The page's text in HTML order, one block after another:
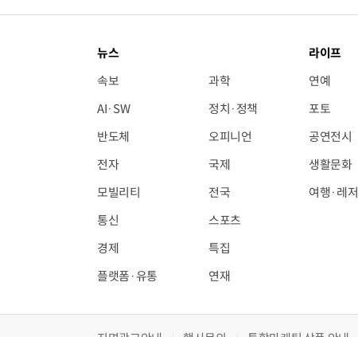
뉴스
속보
AI·SW
반도체
전자
모빌리티
통신
경제
플랫폼·유통
과학
정치·정책
오피니언
국제
전국
스포츠
특집
연재
라이프
연예
포토
공연전시
생활문화
여행·레저